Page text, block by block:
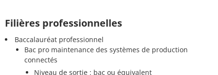
Filières professionnelles
Baccalauréat professionnel
Bac pro maintenance des systèmes de production
connectés
Niveau de sortie : bac ou équivalent